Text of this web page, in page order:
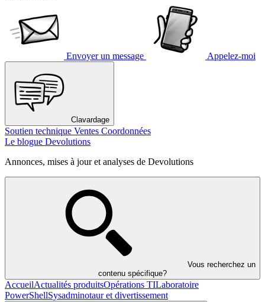
Envoyer un message Appelez-moi
Clavardage
Soutien technique Ventes Coordonnées
Le blogue Devolutions
Annonces, mises à jour et analyses de Devolutions
Vous recherchez un
contenu spécifique?
AccueilActualités produitsOpérations TILaboratoire
PowerShellSysadminotaur et divertissement